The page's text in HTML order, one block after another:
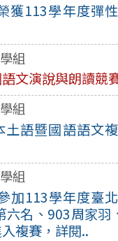
獲113學年度彈
組
文演說與朗讀競
組
土語暨國語語文
組
加113學年度臺
六名、903周家羽
複賽，詳閱..